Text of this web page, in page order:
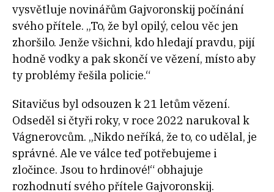
vysvětluje novinářům Gajvoronskij počínání
svého přítele. „To, že byl opilý, celou věc jen
zhoršilo. Jenže všichni, kdo hledají pravdu, pijí
hodně vodky a pak skončí ve vězení, místo aby
ty problémy řešila policie.“
Sitavičus byl odsouzen k 21 letům vězení.
Odseděl si čtyři roky, v roce 2022 narukoval k
Vágnerovcům. „Nikdo neříká, že to, co udělal, je
správné. Ale ve válce teď potřebujeme i
zločince. Jsou to hrdinové!“ obhajuje
rozhodnutí svého přítele Gajvoronskij.